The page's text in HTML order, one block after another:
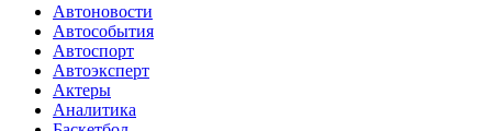
Автоновости
Автособытия
Автоспорт
Автоэксперт
Актеры
Аналитика